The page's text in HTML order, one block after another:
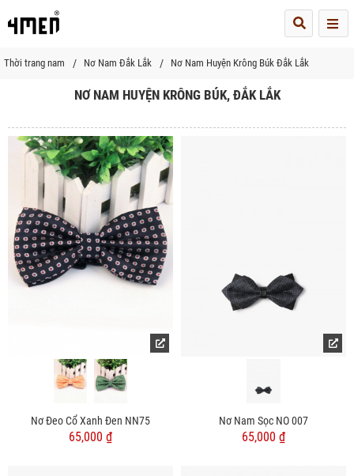
Thời trang nam Nơ Nam Đắk Lắk Nơ Nam Huyện Krông Búk Đắk Lắk
NƠ NAM HUYỆN KRÔNG BÚK, ĐẮK LẮK
Nơ Đeo Cổ Xanh Đen NN75
65,000 ₫
Nơ Nam Sọc NO 007
65,000 ₫